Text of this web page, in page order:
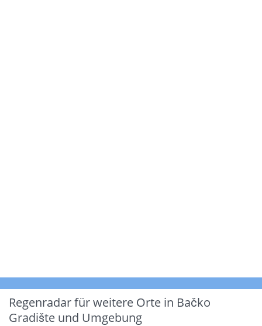
Regenradar für weitere Orte in Bačko
Gradište und Umgebung